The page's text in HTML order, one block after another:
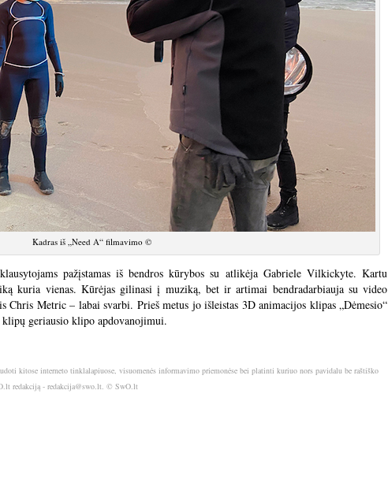
Kadras iš „Need A“ filmavimo ©
pažįstamas iš bendros kūrybos su atlikėja Gabriele Vilkickyte. Kartu
kuria vienas. Kūrėjas gilinasi į muziką, bet ir artimai bendradarbiauja su video
Metric – labai svarbi. Prieš metus jo išleistas 3D animacijos klipas „Dėmesio“
geriausio klipo apdovanojimui.
kitose interneto tinklalapiuose, visuomenės informavimo priemonėse bei platinti kuriuo nors pavidalu be raštiško
redakciją - redakcija@swo.lt. © SwO.lt